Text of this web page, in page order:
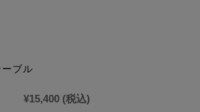
ブル
¥15,400 (税込)